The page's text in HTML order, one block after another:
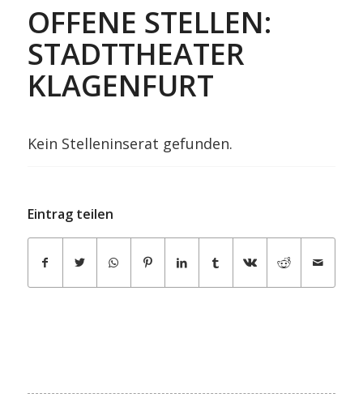
OFFENE STELLEN:
STADTTHEATER
KLAGENFURT
Kein Stelleninserat gefunden.
Eintrag teilen